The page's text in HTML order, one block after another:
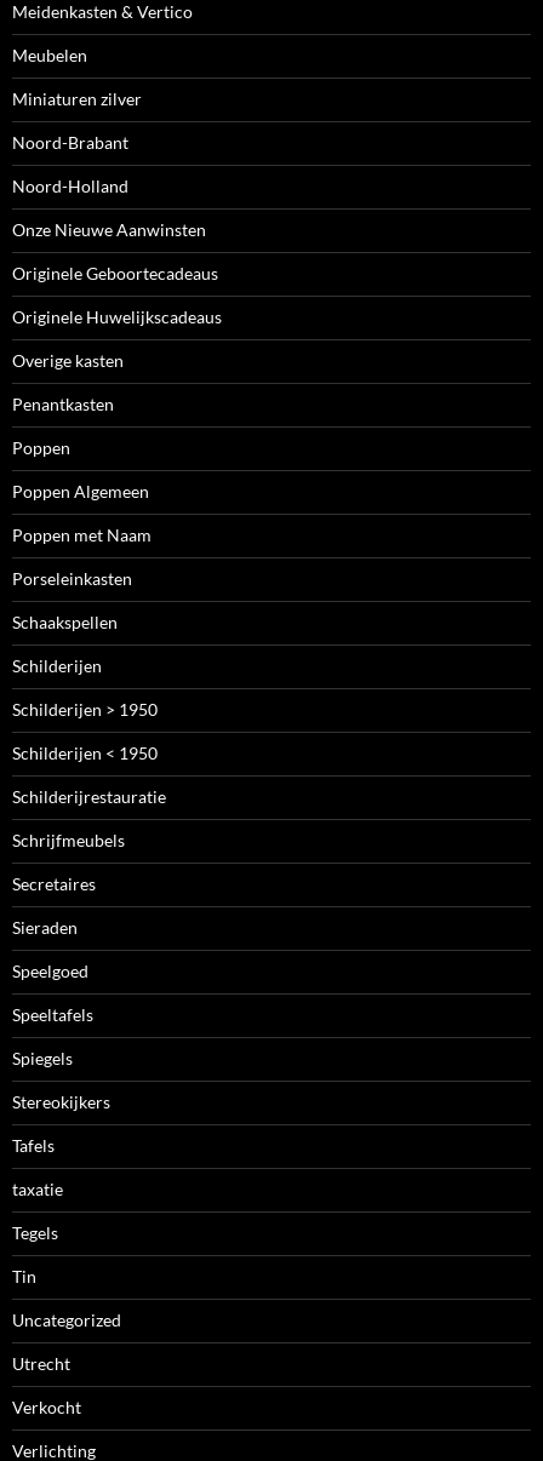
Meidenkasten & Vertico
Meubelen
Miniaturen zilver
Noord-Brabant
Noord-Holland
Onze Nieuwe Aanwinsten
Originele Geboortecadeaus
Originele Huwelijkscadeaus
Overige kasten
Penantkasten
Poppen
Poppen Algemeen
Poppen met Naam
Porseleinkasten
Schaakspellen
Schilderijen
Schilderijen > 1950
Schilderijen < 1950
Schilderijrestauratie
Schrijfmeubels
Secretaires
Sieraden
Speelgoed
Speeltafels
Spiegels
Stereokijkers
Tafels
taxatie
Tegels
Tin
Uncategorized
Utrecht
Verkocht
Verlichting